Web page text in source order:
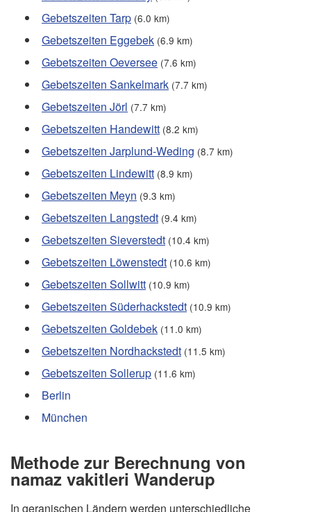
Gebetszeiten Tarp (6.0 km)
Gebetszeiten Eggebek (6.9 km)
Gebetszeiten Oeversee (7.6 km)
Gebetszeiten Sankelmark (7.7 km)
Gebetszeiten Jörl (7.7 km)
Gebetszeiten Handewitt (8.2 km)
Gebetszeiten Jarplund-Weding (8.7 km)
Gebetszeiten Lindewitt (8.9 km)
Gebetszeiten Meyn (9.3 km)
Gebetszeiten Langstedt (9.4 km)
Gebetszeiten Sieverstedt (10.4 km)
Gebetszeiten Löwenstedt (10.6 km)
Gebetszeiten Sollwitt (10.9 km)
Gebetszeiten Süderhackstedt (10.9 km)
Gebetszeiten Goldebek (11.0 km)
Gebetszeiten Nordhackstedt (11.5 km)
Gebetszeiten Sollerup (11.6 km)
Berlin
München
Methode zur Berechnung von
namaz vakitleri Wanderup
In geranischen Ländern werden unterschiedliche